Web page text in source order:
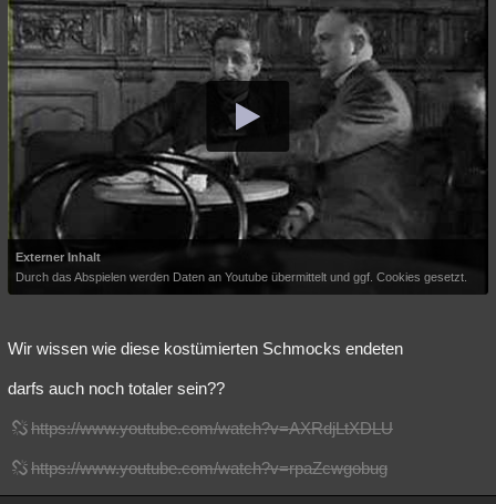
Externer Inhalt
Durch das Abspielen werden Daten an Youtube übermittelt und ggf. Cookies gesetzt.
Wir wissen wie diese kostümierten Schmocks endeten
darfs auch noch totaler sein??
https://www.youtube.com/watch?v=AXRdjLtXDLU
https://www.youtube.com/watch?v=rpaZcwgobug